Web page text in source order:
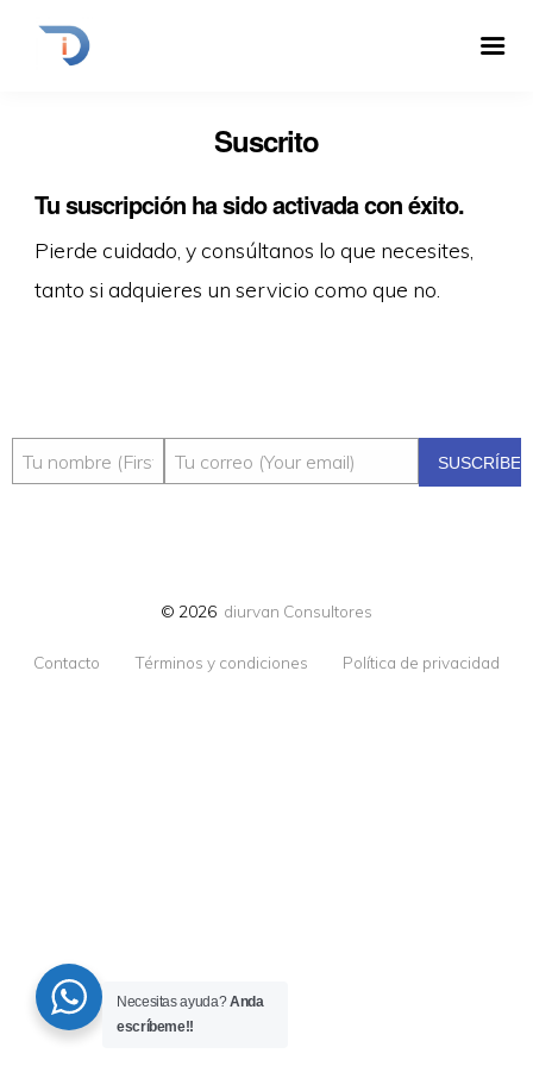
Suscrito
Tu suscripción ha sido activada con éxito.
Pierde cuidado, y consúltanos lo que necesites,
tanto si adquieres un servicio como que no.
© 2026 diurvan Consultores
Contacto Términos y condiciones Política de privacidad
Necesitas ayuda?Anda
escríbeme!!